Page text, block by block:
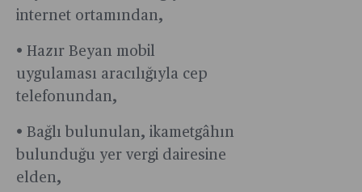
internet ortamından,
• Hazır Beyan mobil
uygulaması aracılığıyla cep
telefonundan,
• Bağlı bulunulan, ikametgâhın
bulunduğu yer vergi dairesine
elden,